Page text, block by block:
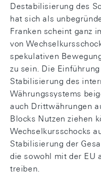
Destabilisierung des
hat sich als
Franken scheint ganz
von
spekulativen
zu sein. Die
Stabilisierung des
Währungssystems
auch Drittwährungen
Blocks Nutzen ziehen
Wechselkursschocks
Stabilisierung der
die sowohl mit der EU
treiben.